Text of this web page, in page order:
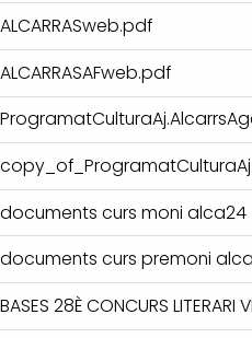
ALCARRASweb.pdf
ALCARRASAFweb.pdf
documents curs moni alca24
documents curs premoni
BASES 28È CONCURS LITERARI